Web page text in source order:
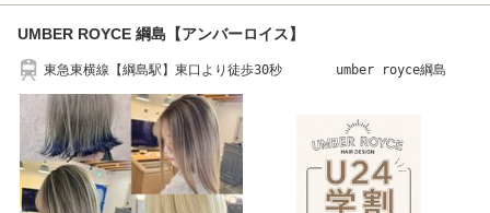
UMBER ROYCE 綱島【アンバーロイス】
東急東横線【綱島駅】東口より徒歩30秒 umber royce綱島